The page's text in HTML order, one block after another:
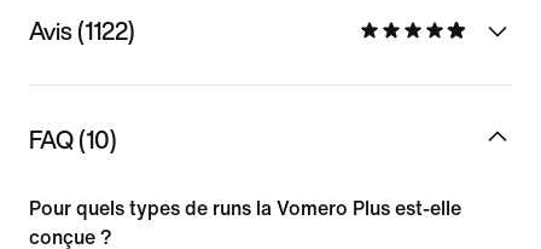
Avis (1122)
FAQ (10)
Pour quels types de runs la Vomero Plus est-elle
conçue ?